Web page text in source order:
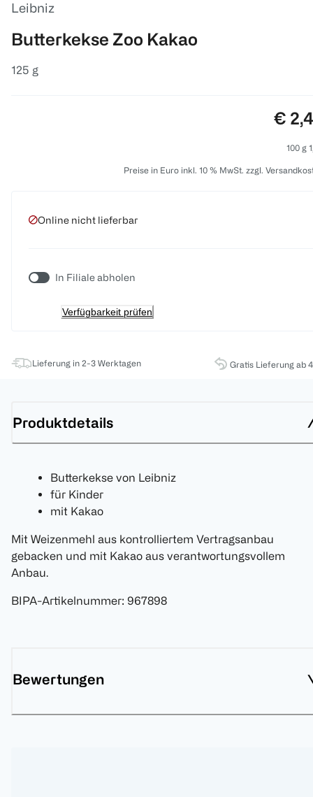
Leibniz
Butterkekse Zoo Kakao
125 g
€
100 g
Preise in Euro inkl. 10 % MwSt. zzgl.
Online nicht lieferbar
In Filiale abholen
Verfügbarkeit prüfen
Lieferung in 2-3 Werktagen Gratis Lieferung ab
Produktdetails
Butterkekse von Leibniz
für Kinder
mit Kakao
Mit Weizenmehl aus kontrolliertem Vertragsanbau
gebacken und mit Kakao aus verantwortungsvollem
Anbau.
BIPA-Artikelnummer: 967898
Bewertungen